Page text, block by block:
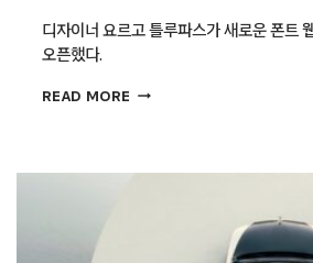
디자이너 요르고 틀루파스가 새로운 폰트
오픈했다.
READ MORE